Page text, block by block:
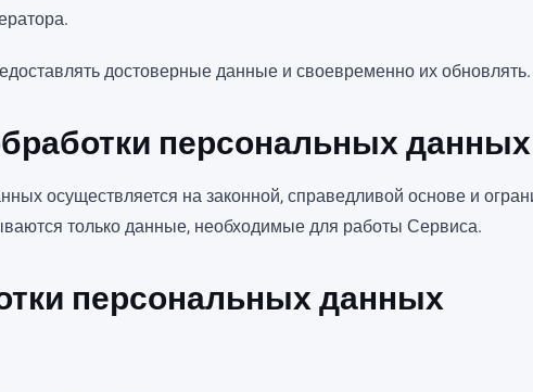
достоверные данные и своевременно их обновлять.
персональных данных
осуществляется на законной, справедливой основе и
только данные, необходимые для работы Сервиса.
персональных данных